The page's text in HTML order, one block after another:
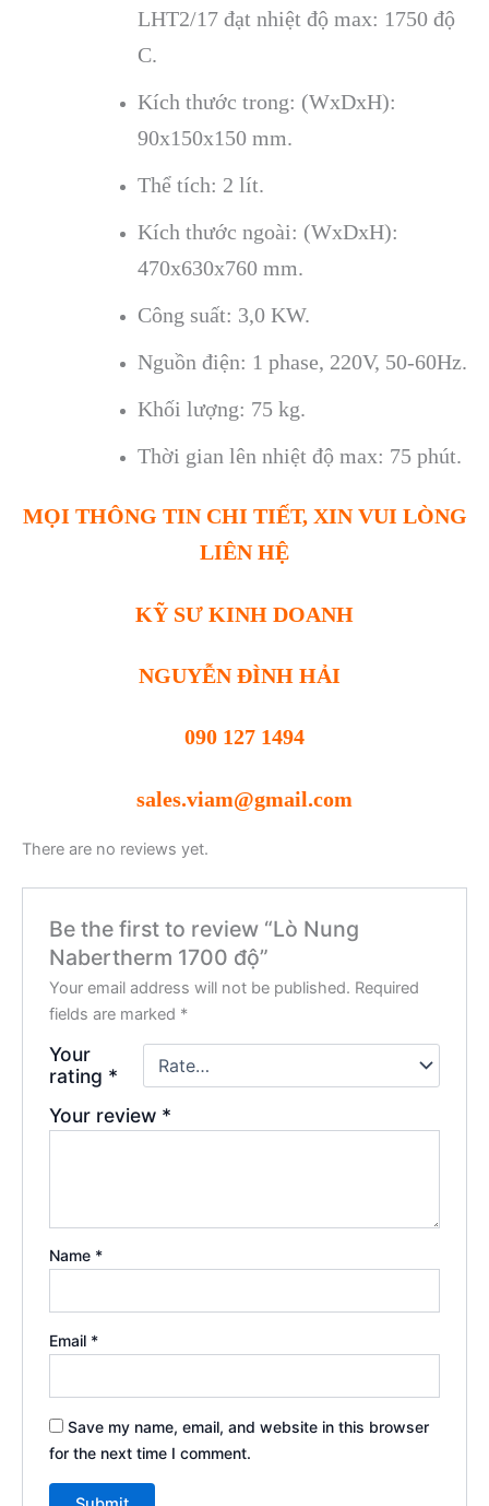
LHT2/17 đạt nhiệt độ max: 1750 độ
C.
Kích thước trong: (WxDxH):
90x150x150 mm.
Thể tích: 2 lít.
Kích thước ngoài: (WxDxH):
470x630x760 mm.
Công suất: 3,0 KW.
Nguồn điện: 1 phase, 220V, 50-60Hz.
Khối lượng: 75 kg.
Thời gian lên nhiệt độ max: 75 phút.
MỌI THÔNG TIN CHI TIẾT, XIN VUI LÒNG
LIÊN HỆ
KỸ SƯ KINH DOANH
NGUYỄN ĐÌNH HẢI
090 127 1494
sales.viam@gmail.com
There are no reviews yet.
Be the first to review “Lò Nung
Nabertherm 1700 độ”
Your email address will not be published. Required
fields are marked *
Your
rating *
Your review *
Name *
Email *
Save my name, email, and website in this browser
for the next time I comment.